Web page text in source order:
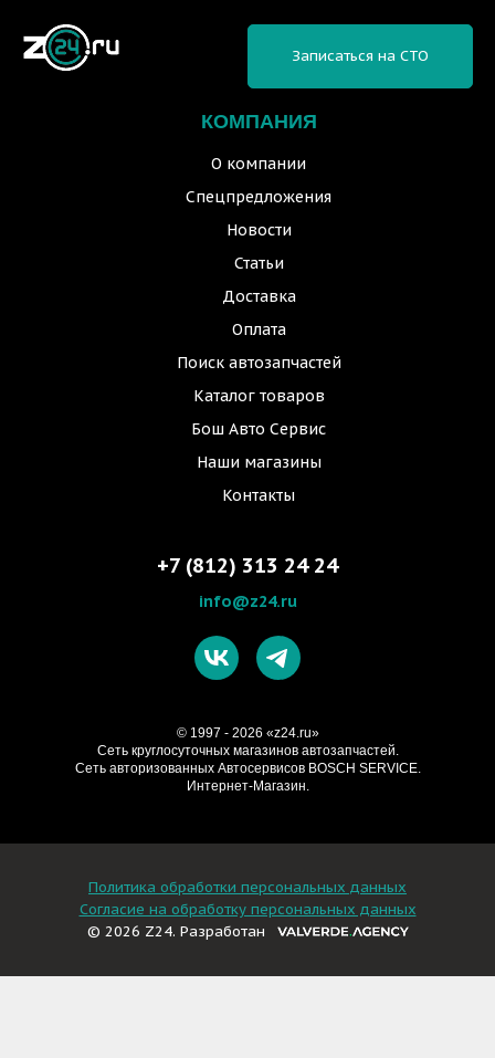
КОМПАНИЯ
О компании
Спецпредложения
Новости
Статьи
Доставка
Оплата
Поиск автозапчастей
Каталог товаров
Бош Авто Сервис
Наши магазины
Контакты
Записаться на СТО
+7 (812) 313 24 24
info@z24.ru
© 1997 - 2026 «z24.ru»
Cеть круглосуточных магазинов автозапчастей.
Сеть авторизованных Автосервисов BOSCH SERVICE.
Интернет-Магазин.
Политика обработки персональных данных
Согласие на обработку персональных данных
© 2026 Z24. Разработан